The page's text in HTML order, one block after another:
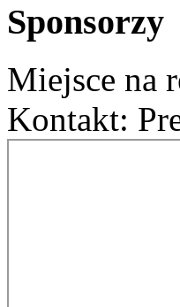
Sponsorzy
Miejsce na
Kontakt: